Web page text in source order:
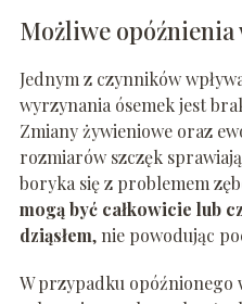
Możliwe
Jednym z czynników
wyrzynania ósemek jest
Zmiany żywieniowe oraz
rozmiarów szczęk
boryka się z problemem
mogą być całkowicie lub
dziąsłem, nie powodując
W przypadku opóźnionego